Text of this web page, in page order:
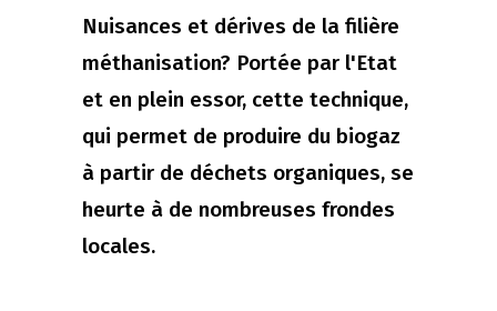
Nuisances et dérives de la filière
méthanisation? Portée par l'Etat
et en plein essor, cette technique,
qui permet de produire du biogaz
à partir de déchets organiques, se
heurte à de nombreuses frondes
locales.